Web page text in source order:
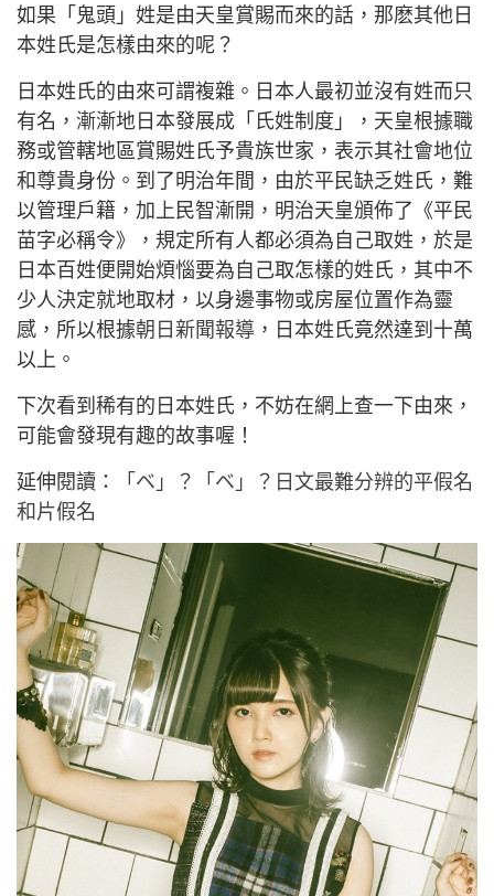
如果「鬼頭」姓是由天皇賞賜而來的話，那麽其他日
本姓氏是怎樣由來的呢？
日本姓氏的由來可謂複雜。日本人最初並沒有姓而只
有名，漸漸地日本發展成「氏姓制度」，天皇根據職
務或管轄地區賞賜姓氏予貴族世家，表示其社會地位
和尊貴身份。到了明治年間，由於平民缺乏姓氏，難
以管理戶籍，加上民智漸開，明治天皇頒佈了《平民
苗字必稱令》，規定所有人都必須為自己取姓，於是
日本百姓便開始煩惱要為自己取怎樣的姓氏，其中不
少人決定就地取材，以身邊事物或房屋位置作為靈
感，所以根據朝日新聞報導 ，日本姓氏竟然達到十萬
以上。
下次看到稀有的日本姓氏，不妨在網上查一下由來，
可能會發現有趣的故事喔！
延伸閱讀：
「ベ」？「ベ」？日文最難分辨的平假名
和片假名